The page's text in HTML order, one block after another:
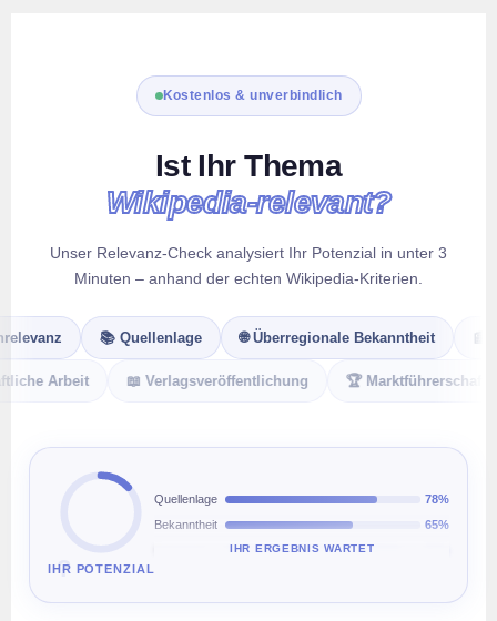
Kostenlos & unverbindlich
Ist Ihr Thema
Wikipedia-relevant?
Unser Relevanz-Check analysiert Ihr Potenzial in unter 3
Minuten – anhand der echten Wikipedia-Kriterien.
📚 Quellenlage 🌐 Überregionale Bekanntheit 📰
Arbeit 📖 Verlagsveröffentlichung 🏆
?
IHR POTENZIAL
Quellenlage
78%
Bekanntheit
65%
IHR ERGEBNIS WARTET